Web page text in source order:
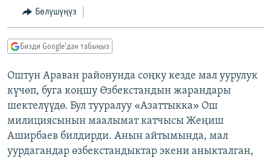
БҮГҮН АЗАТТЫКТА
ДАНИСТЕ
ЭЖЕ-СИҢДИЛЕР
АЗАТТЫК+
ЫҢГАЙСЫЗ СУРООЛОР
ПОДКАСТ
ОНЛАЙН ШЕРИНЕ
Бөлүшүңүз
Бизди Google'дан табыңыз
Оштун Араван районунда соңку кезде мал уурулук
күчөп, буга коңшу Өзбекстандын жарандары
шектелүүдө. Бул тууралуу «Азаттыкка» Ош
милициясынын маалымат катчысы Жеңиш
Аширбаев билдирди. Анын айтымында, мал
уурдагандар өзбекстандыктар экени аныкталган,